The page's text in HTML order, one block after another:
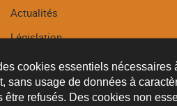
cookies essentiels nécessaires
sans usage de données à
être refusés. Des cookies non
Actualités
Législation
Recommandations
Procédures